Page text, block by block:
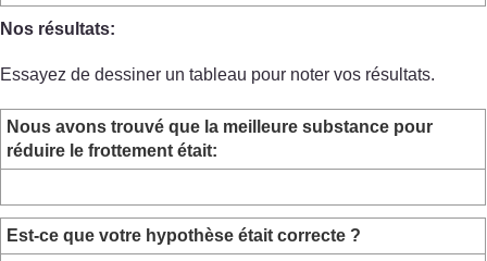
Nos résultats:
Essayez de dessiner un tableau pour noter vos résultats.
Nous avons trouvé que la meilleure substance pour
réduire le frottement était:
Est-ce que votre hypothèse était correcte ?